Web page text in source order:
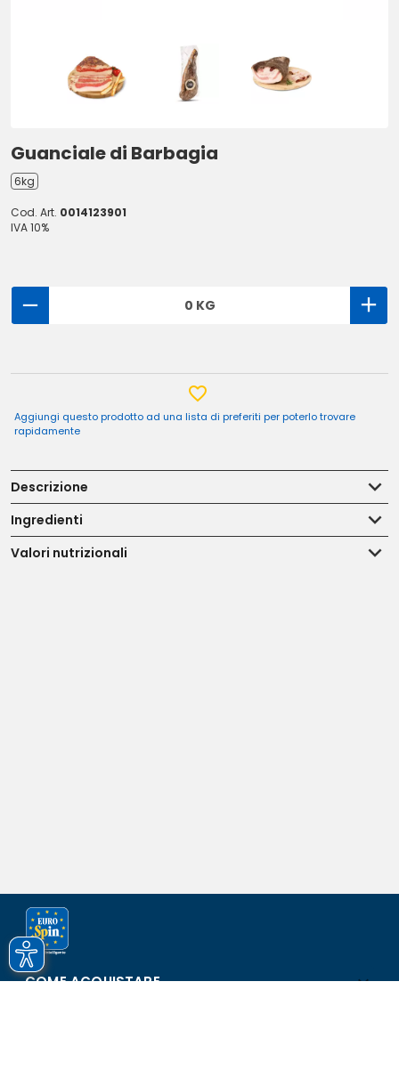
Guanciale di Barbagia
6kg
Cod. Art. 0014123901
IVA 10%
0 KG
Aggiungi questo prodotto ad una lista di preferiti per poterlo trovare
rapidamente
Descrizione
Ingredienti
Valori nutrizionali
COME ACQUISTARE